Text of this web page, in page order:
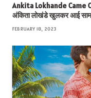
Ankita Lokhande Came
अंकिता लोखंडे खुलकर आई
FEBRUARY 18, 2023